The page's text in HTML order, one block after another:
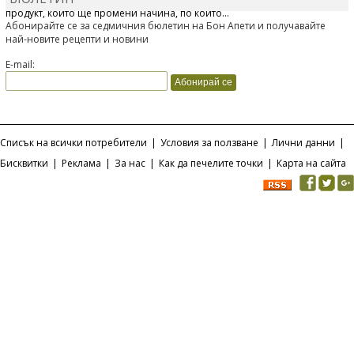
продукт, който ще промени начина, по който...
Абонирайте се за седмичния бюлетин на Бон Апети и получавайте
най-новите рецепти и новини
E-mail:
Списък на всички потребители | Условия за ползване | Лични данни |
Бисквитки | Реклама | За нас | Как да печелите точки | Карта на сайта